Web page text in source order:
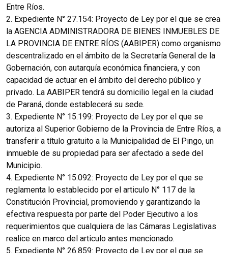
Entre Ríos.
2. Expediente N° 27.154: Proyecto de Ley por el que se crea
la AGENCIA ADMINISTRADORA DE BIENES INMUEBLES DE
LA PROVINCIA DE ENTRE RÍOS (AABIPER) como organismo
descentralizado en el ámbito de la Secretaría General de la
Gobernación, con autarquía económica financiera, y con
capacidad de actuar en el ámbito del derecho público y
privado. La AABIPER tendrá su domicilio legal en la ciudad
de Paraná, donde establecerá su sede.
3. Expediente N° 15.199: Proyecto de Ley por el que se
autoriza al Superior Gobierno de la Provincia de Entre Ríos, a
transferir a título gratuito a la Municipalidad de El Pingo, un
inmueble de su propiedad para ser afectado a sede del
Municipio.
4. Expediente N° 15.092: Proyecto de Ley por el que se
reglamenta lo establecido por el articulo N° 117 de la
Constitución Provincial, promoviendo y garantizando la
efectiva respuesta por parte del Poder Ejecutivo a los
requerimientos que cualquiera de las Cámaras Legislativas
realice en marco del articulo antes mencionado.
5. Expediente N° 26.859: Proyecto de Ley por el que se